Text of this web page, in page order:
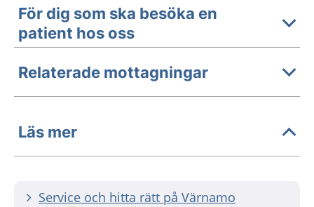
För dig som ska besöka en
patient hos oss
Relaterade mottagningar
Läs mer
Service och hitta rätt på Värnamo